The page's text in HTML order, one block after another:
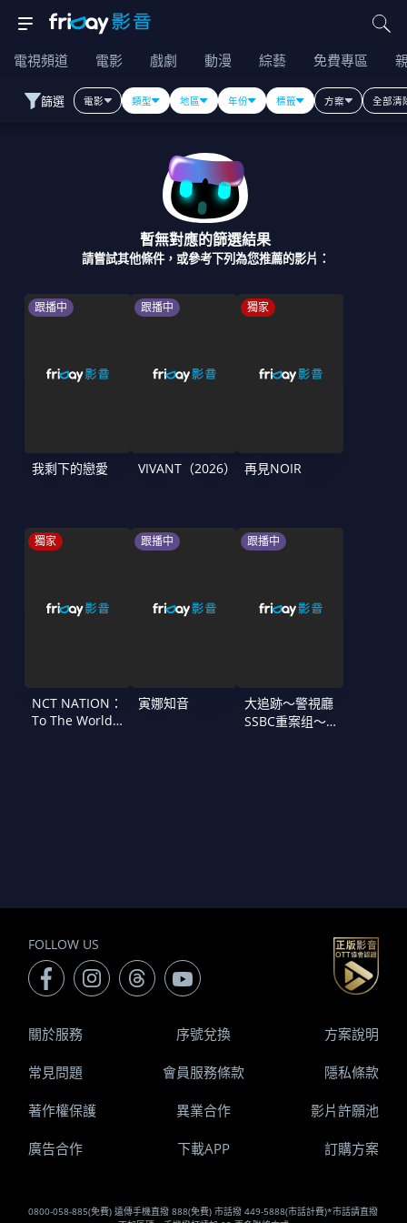
電視頻道 電影 戲劇 動漫 綜藝 免費專區
篩選 電影 類型 地區 年份 標籤 方案 全部清
暫無對應的篩選結果
請嘗試其他條件，或參考下列為您推薦的影片：
跟播中
我剩下的戀愛
跟播中
VIVANT（2026）
獨家
再見NOIR
獨家
NCT NATION：
To The World
跟播中
寅娜知音
跟播中
大追跡〜警視廳
SSBC重案组〜
FOLLOW US
0800-058-885(免費) 遠傳手機直撥 888(免費) 市話撥 449-5888(市話計費)*市話請直撥
關於服務 序號兌換 方案說明
常見問題 會員服務條款 隱私條款
著作權保護 異業合作 影片許願池
廣告合作 下載APP 訂購方案